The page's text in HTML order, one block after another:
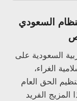
السعودي
السعودية على
الغراء،
الحق العام
الفريد